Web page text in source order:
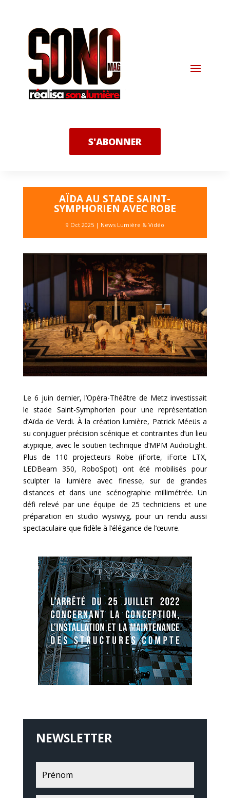
S'ABONNER
AÏDA AU STADE SAINT-
SYMPHORIEN AVEC ROBE
9 Oct 2025| News Lumière & Vidéo
Le 6 juin dernier, l’Opéra-Théâtre de Metz investissait
le stade Saint-Symphorien pour une représentation
d’Aïda de Verdi. À la création lumière, Patrick Méeüs a
su conjuguer précision scénique et contraintes d’un lieu
atypique, avec le soutien technique d’MPM AudioLight.
Plus de 110 projecteurs Robe (iForte, iForte LTX,
LEDBeam 350, RoboSpot) ont été mobilisés pour
sculpter la lumière avec finesse, sur de grandes
distances et dans une scénographie millimétrée. Un
défi relevé par une équipe de 25 techniciens et une
préparation en studio wysiwyg, pour un rendu aussi
spectaculaire que fidèle à l’élégance de l’œuvre.
NEWSLETTER